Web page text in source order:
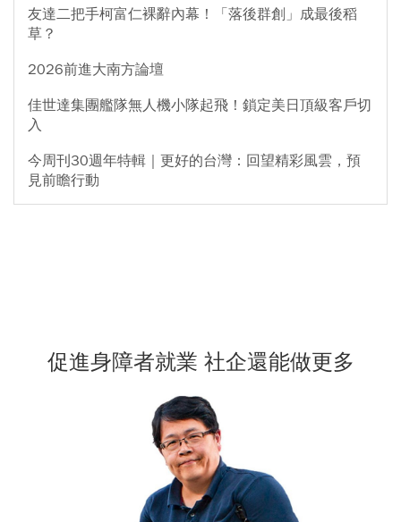
友達二把手柯富仁裸辭內幕！「落後群創」成最後稻
草？
2026前進大南方論壇
佳世達集團艦隊無人機小隊起飛！鎖定美日頂級客戶切
入
今周刊30週年特輯｜更好的台灣：回望精彩風雲，預
見前瞻行動
促進身障者就業 社企還能做更多